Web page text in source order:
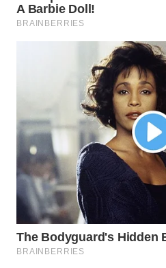
WAHANA
INFRASTRUKTUR
WAHANA
LISTRIK
WAHANA
TRAVEL
WAHANA
TV